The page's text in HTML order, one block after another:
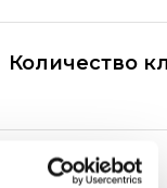
Количество